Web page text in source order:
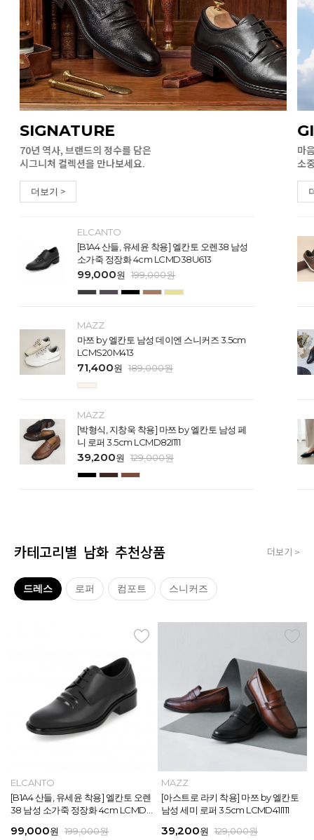
SIGNATURE
70년 역사, 브랜드의 정수를 담은
시그니처 컬렉션을 만나보세요.
더보기 >
ELCANTO
[B1A4 산들, 유세윤 착용] 엘칸토 오렌38 남성
소가죽 정장화 4cm LCMD38U613
99,000원 199,000원
MAZZ
마쯔 by 엘칸토 남성 데이엔 스니커즈 3.5cm
LCMS20M413
71,400원 189,000원
MAZZ
[박형식, 지창욱 착용] 마쯔 by 엘칸토 남성 페
니 로퍼 3.5cm LCMD82I111
39,200원 129,000원
마
소
카테고리별 남화 추천상품 더보기 >
드레스 로퍼 컴포트 스니커즈
MAZZ
마쯔 by 엘칸토 남성 데이엔 스니커즈
3.5cm LCMS20M413
71,400원 189,000원
INTENSE
[아스트로 엠제이 착용] 인텐스 by 엘
칸토 남성 클래식 스니커즈 3cm LC
45,900원 129,000원
ELCANTO
[B1A4 산들, 유세윤 착용] 엘칸토 오렌
38 남성 소가죽 정장화 4cm LCMD3
99,000원 199,000원
MAZZ
[아스트로 라키 착용] 마쯔 by 엘칸토
남성 세미 로퍼 3.5cm LCMD41I111
39,200원 129,000원
MAZZ
[박형식, 지창욱 착용] 마쯔 by 엘칸토
남성 페니 로퍼 3.5cm LCMD82I111
39,200원 129,000원
MAZZ
[안보현 착용] 마쯔 by 엘칸토 남성 캐
쥬얼 플렉시블 로퍼 2cm LCMC93M
38,250원 159,000원
MAZZ
마쯔 by 엘칸토 남성 데일리 컴포트화
4cm LCMF95M111
38,250원 129,000원
MAZZ
마쯔 by 엘칸토 남성 캐주얼 더비 슈
즈 2.4cm LCMC21M326
38,250원 129,000원
MAZZ
마쯔 by 엘칸토 남성 데이엔 스니커즈
3.5cm LCMS20M413
71,400원 189,000원
INTENSE
[아스트로 엠제이 착용] 인텐스 by 엘
칸토 남성 클래식 스니커즈 3cm LC
45,900원 129,000원
ELCANTO
[B1A4 산들, 유세윤 착용] 엘칸토 오렌
38 남성 소가죽 정장화 4cm LCMD3
99,000원 199,000원
MAZZ
[아스트로 라키 착용] 마쯔 by 엘칸토
남성 세미 로퍼 3.5cm LCMD41I111
39,200원 129,000원